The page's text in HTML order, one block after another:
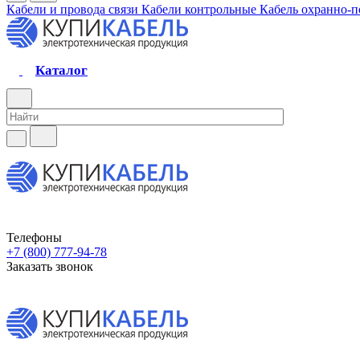
Кабели и провода связи Кабели контрольные Кабель охранно-
Каталог
Телефоны
+7 (800) 777-94-78
Заказать звонок